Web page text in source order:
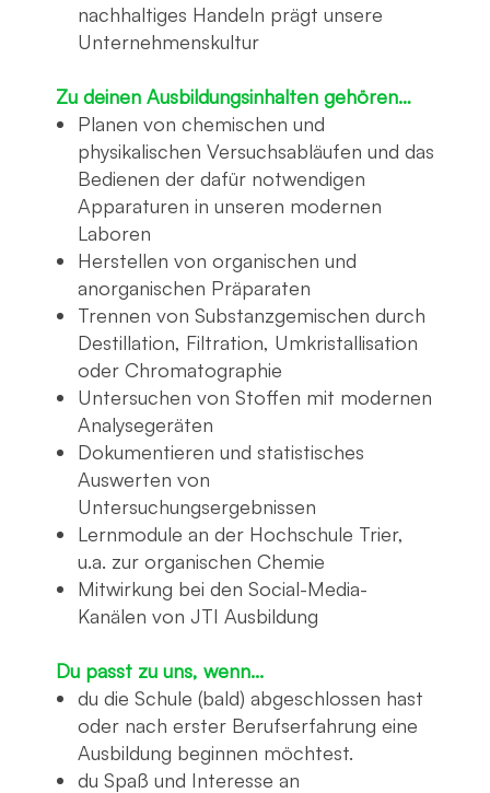
nachhaltiges Handeln prägt unsere
Unternehmenskultur
Zu deinen Ausbildungsinhalten gehören…
Planen von chemischen und
physikalischen Versuchsabläufen und das
Bedienen der dafür notwendigen
Apparaturen in unseren modernen
Laboren
Herstellen von organischen und
anorganischen Präparaten
Trennen von Substanzgemischen durch
Destillation, Filtration, Umkristallisation
oder Chromatographie
Untersuchen von Stoffen mit modernen
Analysegeräten
Dokumentieren und statistisches
Auswerten von
Untersuchungsergebnissen
Lernmodule an der Hochschule Trier,
u.a. zur organischen Chemie
Mitwirkung bei den Social-Media-
Kanälen von JTI Ausbildung
Du passt zu uns, wenn...
du die Schule (bald) abgeschlossen hast
oder nach erster Berufserfahrung eine
Ausbildung beginnen möchtest.
du Spaß und Interesse an